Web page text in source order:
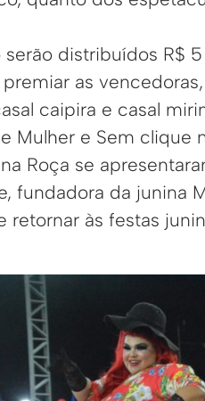
serão distribuídos R$
as
caipira e casal
Mulher e Sem clique
Roça se
fundadora da junina
retornar às festas